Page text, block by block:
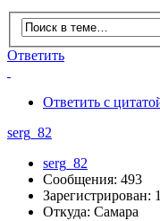
Ответить
Ответить с
serg_82
serg_82
Сообщения: 493
Зарегистрирован:
Откуда: Самара